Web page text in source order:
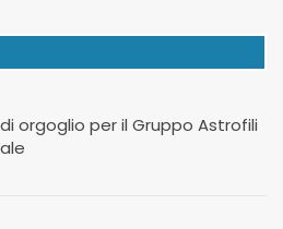
orgoglio per il Gruppo Astrofili